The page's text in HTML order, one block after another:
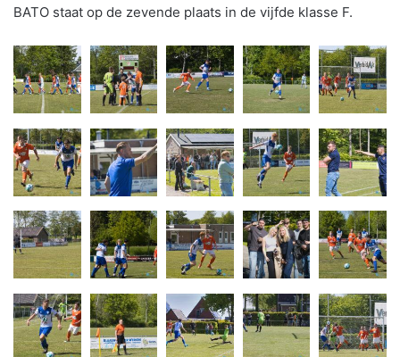
BATO staat op de zevende plaats in de vijfde klasse F.